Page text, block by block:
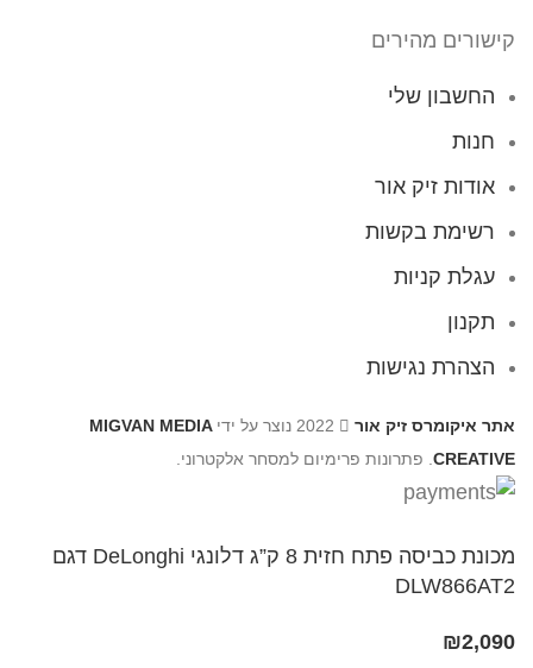
קישורים מהירים
החשבון שלי
חנות
אודות זיק אור
רשימת בקשות
עגלת קניות
תקנון
הצהרת נגישות
אתר איקומרס זיק אור
MIGVAN MEDIA
CREATIVE . פתרונות פרימיום למסחר אלקטרוני.
מכונת כביסה פתח חזית 8 ק”ג דלונגי DeLonghi דגם
DLW866AT2
₪2,090